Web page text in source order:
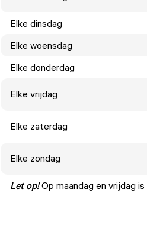
Elke dinsdag
Elke woensdag
Elke donderdag
Elke vrijdag
Elke zaterdag
Elke zondag
Let op!Op maandag en vrijdag